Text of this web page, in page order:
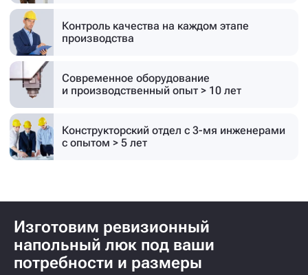
Контроль качества на каждом этапе
производства
Современное оборудование
и производственный опыт > 10 лет
Конструкторский отдел с 3-мя инженерами
с опытом > 5 лет
Изготовим ревизионный
напольный люк под ваши
потребности и размеры